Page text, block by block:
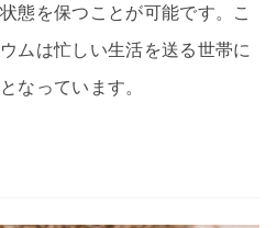
態を保つことが可能です。こ
ムは忙しい生活を送る世帯に
なっています。